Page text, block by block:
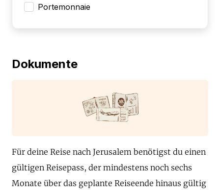
Portemonnaie
Dokumente
Für deine Reise nach Jerusalem benötigst du einen
gültigen Reisepass, der mindestens noch sechs
Monate über das geplante Reiseende hinaus gültig